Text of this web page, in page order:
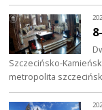
Szczecińsko-
metropolita